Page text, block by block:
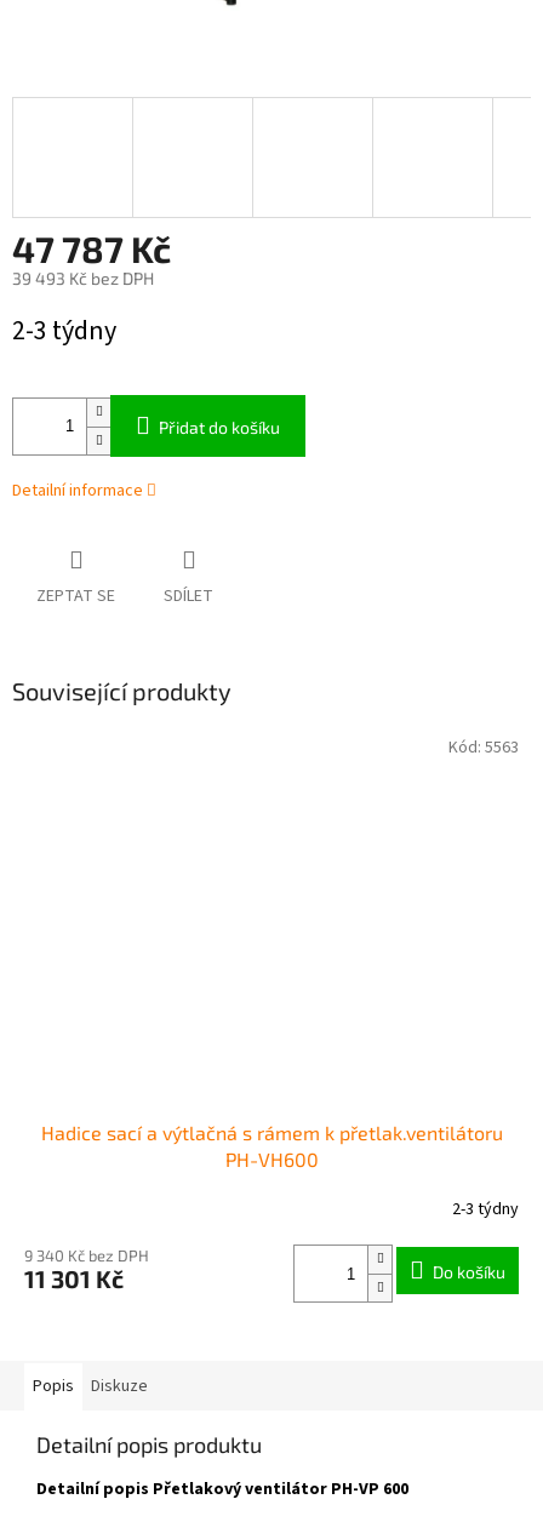
47 787 Kč
39 493 Kč bez DPH
cena:
2-3 týdny
Přidat do košíku
Detailní informace
ZEPTAT SE SDÍLET
Související produkty
Hadice sací a výtlačná s rámem k přetlak.ventilátoru
PH-VH600
2-3 týdny
9 340 Kč bez DPH
11 301 Kč Do košíku
Kód: 5563
Popis Diskuze
Detailní popis produktu
Detailní popis Přetlakový ventilátor PH-VP 600